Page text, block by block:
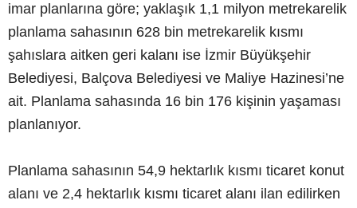
imar planlarına göre; yaklaşık 1,1 milyon metrekarelik
planlama sahasının 628 bin metrekarelik kısmı
şahıslara aitken geri kalanı ise İzmir Büyükşehir
Belediyesi, Balçova Belediyesi ve Maliye Hazinesi’ne
ait. Planlama sahasında 16 bin 176 kişinin yaşaması
planlanıyor.
Planlama sahasının 54,9 hektarlık kısmı ticaret konut
alanı ve 2,4 hektarlık kısmı ticaret alanı ilan edilirken